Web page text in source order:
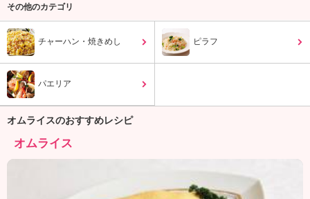
。
K
その他のカテゴリ
チャーハン・焼きめし ピラフ
パエリア
オムライスのおすすめレシピ
オムライス